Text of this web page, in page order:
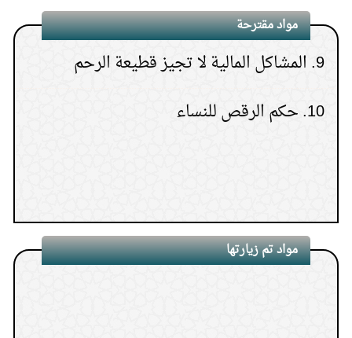
مواد مقترحة
المشاكل المالية لا تجيز قطيعة الرحم
مواد تم زيارتها